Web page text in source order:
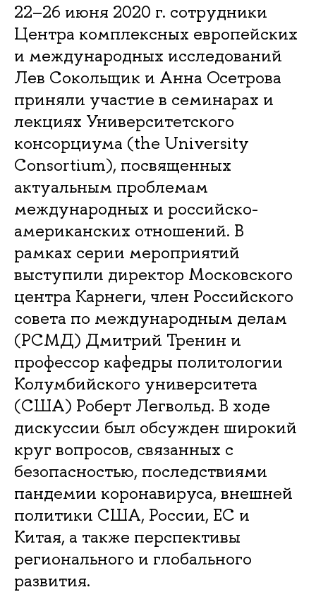
22–26 июня 2020 г. сотрудники
Центра комплексных европейских
и международных исследований
Лев Сокольщик и Анна Осетрова
приняли участие в семинарах и
лекциях Университетского
консорциума (the University
Consortium), посвященных
актуальным проблемам
международных и российско-
американских отношений. В
рамках серии мероприятий
выступили директор Московского
центра Карнеги, член Российского
совета по международным делам
(РСМД) Дмитрий Тренин и
профессор кафедры политологии
Колумбийского университета
(США) Роберт Легвольд. В ходе
дискуссии был обсужден широкий
круг вопросов, связанных с
безопасностью, последствиями
пандемии коронавируса, внешней
политики США, России, ЕС и
Китая, а также перспективы
регионального и глобального
развития.